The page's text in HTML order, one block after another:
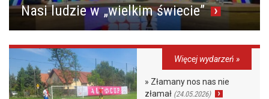
Nasi ludzie w „wielkim świecie”
Więcej wydarzeń »
» Złamany nos nas nie
złamał (24.05.2026)